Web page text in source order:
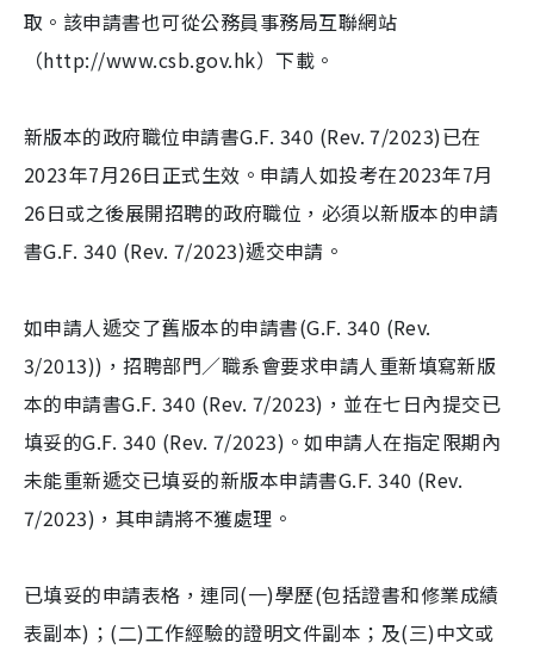
取。該申請書也可從公務員事務局互聯網站
（http://www.csb.gov.hk）下載。
新版本的政府職位申請書G.F. 340 (Rev. 7/2023)已在
2023年7月26日正式生效。申請人如投考在2023年7月
26日或之後展開招聘的政府職位，必須以新版本的申請
書G.F. 340 (Rev. 7/2023)遞交申請。
如申請人遞交了舊版本的申請書(G.F. 340 (Rev.
3/2013))，招聘部門／職系會要求申請人重新填寫新版
本的申請書G.F. 340 (Rev. 7/2023)，並在七日內提交已
填妥的G.F. 340 (Rev. 7/2023)。如申請人在指定限期內
未能重新遞交已填妥的新版本申請書G.F. 340 (Rev.
7/2023)，其申請將不獲處理。
已填妥的申請表格，連同(一)學歷(包括證書和修業成績
表副本)；(二)工作經驗的證明文件副本；及(三)中文或